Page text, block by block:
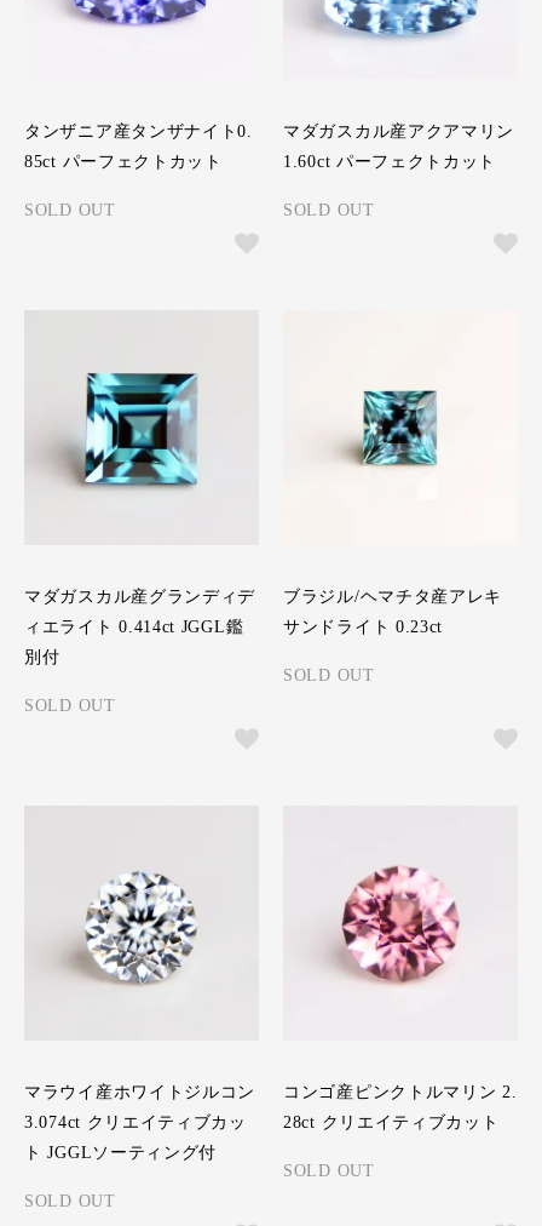
タンザニア産タンザナイト0.
85ct パーフェクトカット
SOLD OUT
マダガスカル産アクアマリン
1.60ct パーフェクトカット
SOLD OUT
マダガスカル産グランディデ
ィエライト 0.414ct JGGL鑑
別付
SOLD OUT
ブラジル/ヘマチタ産アレキ
サンドライト 0.23ct
SOLD OUT
マラウイ産ホワイトジルコン
3.074ct クリエイティブカッ
ト JGGLソーティング付
SOLD OUT
コンゴ産ピンクトルマリン 2.
28ct クリエイティブカット
SOLD OUT